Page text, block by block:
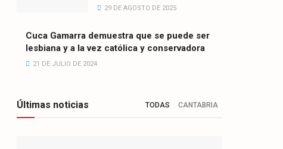
29 DE AGOSTO DE 2025
Cuca Gamarra demuestra que se puede ser
lesbiana y a la vez católica y conservadora
21 DE JULIO DE 2024
Últimas noticias TODAS CANTABRIA